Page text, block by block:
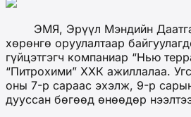
ЭМЯ, Эрүүл Мэндийн
хөрөнгө оруулалтаар
гүйцэтгэгч компаниар “Нью
“Питрохими” ХХК ажиллалаа.
оны 7-р сараас эхэлж, 9-р
дууссан бөгөөд өнөөдөр